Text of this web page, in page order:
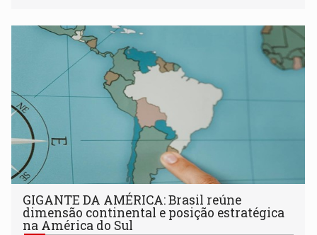
GIGANTE DA AMÉRICA: Brasil reúne
dimensão continental e posição estratégica
na América do Sul